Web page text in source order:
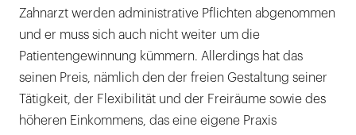
Zahnarzt werden administrative Pflichten abgenommen
und er muss sich auch nicht weiter um die
Patientengewinnung kümmern. Allerdings hat das
seinen Preis, nämlich den der freien Gestaltung seiner
Tätigkeit, der Flexibilität und der Freiräume sowie des
höheren Einkommens, das eine eigene Praxis